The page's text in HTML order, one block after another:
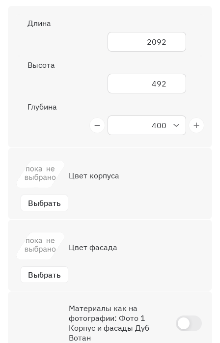
Длина
2092
Высота
492
Глубина
400
450
500
Выбрать
Цвет корпуса
Выбрать
Цвет фасада
Материалы как на
фотографии: Фото 1
Корпус и фасады Дуб
Вотан